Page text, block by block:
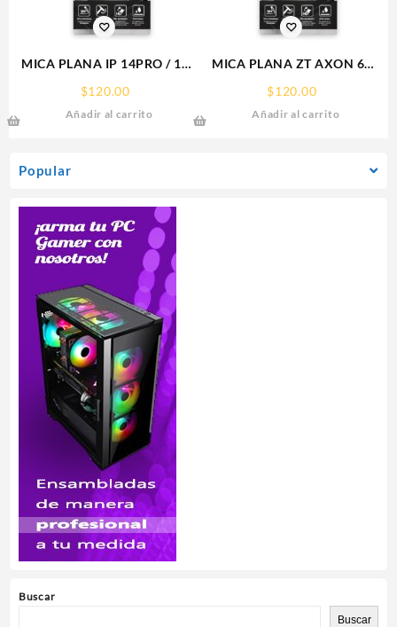
Popular
Buscar
Buscar
MICA PLANA IP 14PRO / 15
IPHONE 9H RHINOGLASS
$120.00
Añadir al carrito
MICA PLANA ZT AXON 60
ZTE 9H RHINOGLASS
$120.00
Añadir al carrito